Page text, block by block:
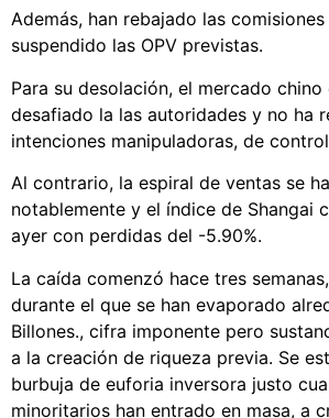
Además, han rebajado las
suspendido las OPV previstas.
Para su desolación, el mercado chino
desafiado la las autoridades y no ha
intenciones manipuladoras, de
Al contrario, la espiral de ventas se
notablemente y el índice de Shangai
ayer con perdidas del -5.90%.
La caída comenzó hace tres
durante el que se han evaporado
Billones., cifra imponente pero
a la creación de riqueza previa. Se
burbuja de euforia inversora justo
minoritarios han entrado en masa, a